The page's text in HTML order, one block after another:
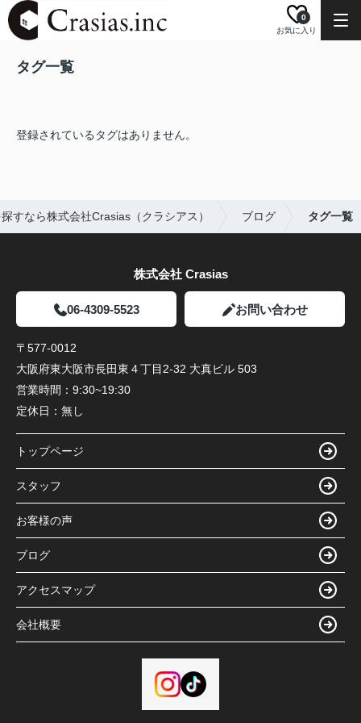
お気に入り
0
タグ一覧
登録されているタグはありません。
すなら株式会社Crasias（クラシアス） ブログ タグ一覧
株式会社 Crasias
06-4309-5523 お問い合わせ
〒577-0012
大阪府東大阪市長田東４丁目2-32 大真ビル 503
営業時間： 9:30~19:30
定休日： 無し
トップページ
スタッフ
お客様の声
ブログ
アクセスマップ
会社概要